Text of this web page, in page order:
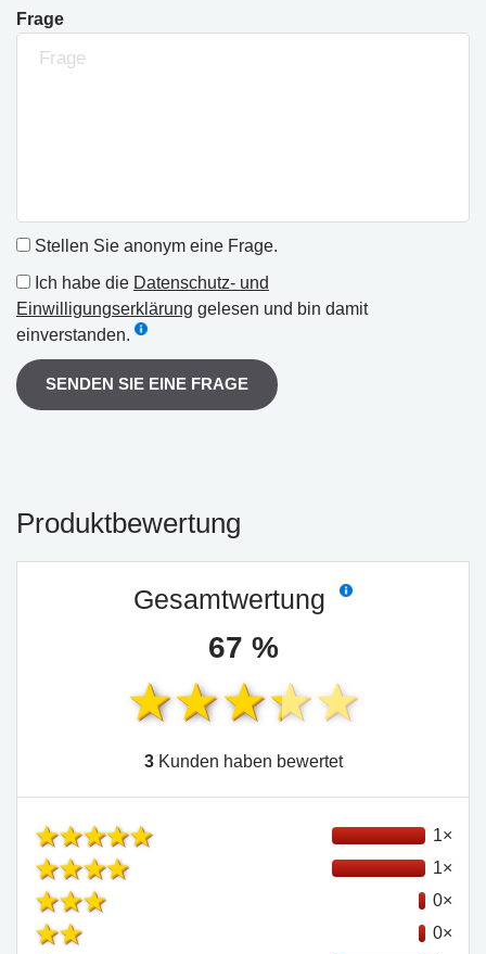
Frage
Stellen Sie anonym eine Frage.
Ich habe die Datenschutz- und
Einwilligungserklärung gelesen und bin damit
einverstanden.
SENDEN SIE EINE FRAGE
Produktbewertung
Gesamtwertung
67 %
3Kunden haben bewertet
1×
1×
0×
0×